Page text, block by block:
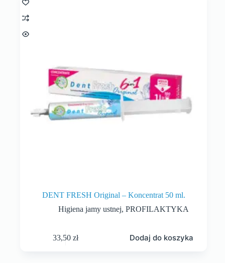
DENT FRESH Original – Koncentrat 50 ml.
Higiena jamy ustnej,PROFILAKTYKA
33,50zł Dodaj do koszyka